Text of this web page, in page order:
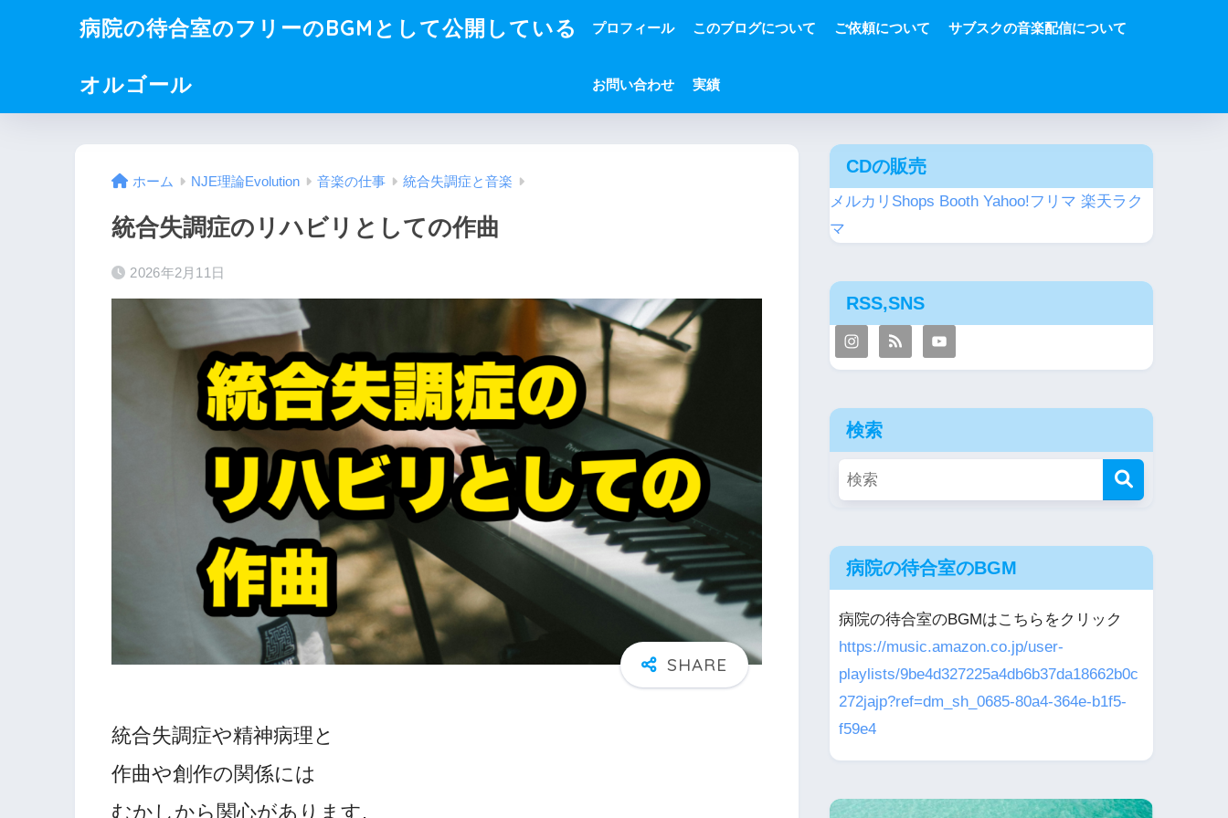
病院の待合室のフリーのBGMとして公開している
オルゴール
プロフィール このブログについて ご依頼について サブスクの音楽配信について
お問い合わせ 実績
ホーム NJE理論Evolution 音楽の仕事 統合失調症と音楽
統合失調症のリハビリとしての作曲
2026年2月11日
統合失調症や精神病理と
作曲や創作の関係には
むかしから関心があります.
CDの販売
メルカリShops Booth Yahoo!フリマ 楽天ラク
マ
RSS,SNS
検索
病院の待合室のBGM
病院の待合室のBGMはこちらをクリック
https://music.amazon.co.jp/user-
playlists/9be4d327225a4db6b37da18662b0c
272jajp?ref=dm_sh_0685-80a4-364e-b1f5-
f59e4